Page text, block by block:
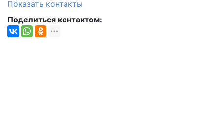
Показать контакты
Поделиться контактом: